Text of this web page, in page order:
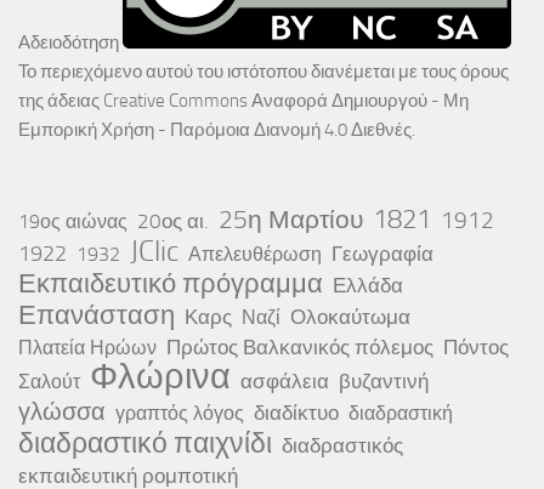
Αδειοδότηση
Το περιεχόμενο αυτού του ιστότοπου διανέμεται με τους όρους
της άδειας Creative Commons Αναφορά Δημιουργού - Μη
Εμπορική Χρήση - Παρόμοια Διανομή 4.0 Διεθνές
19ος αιώνας 20ος αι. 25η Μαρτίου 1821 1912
1922 1932 JClic Απελευθέρωση Γεωγραφία
Εκπαιδευτικό πρόγραμμα Ελλάδα
Επανάσταση Καρς Ναζί Ολοκαύτωμα
Πλατεία Ηρώων Πρώτος Βαλκανικός πόλεμος Πόντος
Σαλούτ Φλώρινα ασφάλεια βυζαντινή
γλώσσα γραπτός λόγος διαδίκτυο διαδραστική
διαδραστικό παιχνίδι διαδραστικός
εκπαιδευτική ρομποτική